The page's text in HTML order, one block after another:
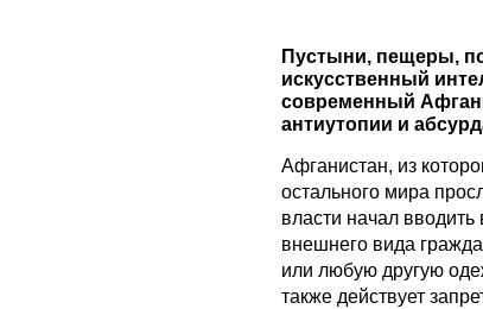
Пустыни, пещеры,
искусственный
современный
антиутопии и
Афганистан, из
остального мира
власти начал
внешнего вида
или любую другую
также действует